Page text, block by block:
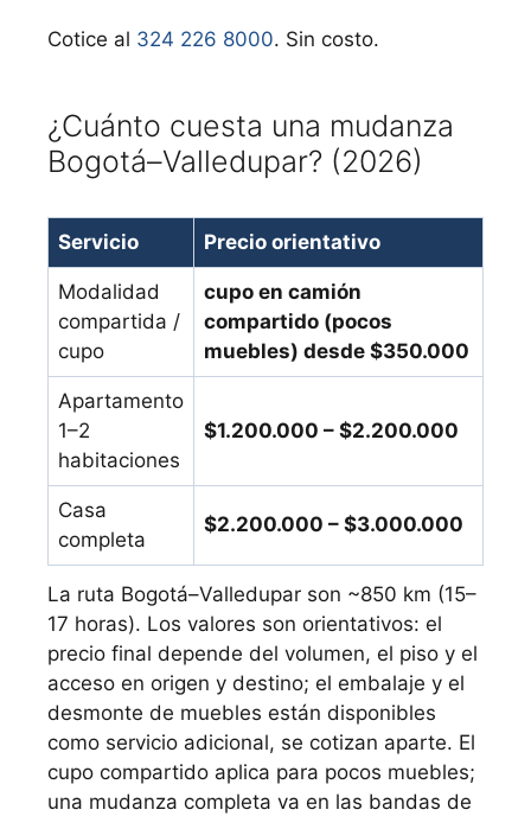
Cotice al 324 226 8000. Sin costo.
¿Cuánto cuesta una mudanza
Bogotá–Valledupar? (2026)
Servicio Precio orientativo
Modalidad
compartida /
cupo
cupo en camión
compartido (pocos
muebles) desde $350.000
Apartamento
1–2
habitaciones
$1.200.000 – $2.200.000
Casa
completa
$2.200.000 – $3.000.000
La ruta Bogotá–Valledupar son ~850 km (15–
17 horas). Los valores son orientativos: el
precio final depende del volumen, el piso y el
acceso en origen y destino; el embalaje y el
desmonte de muebles están disponibles
como servicio adicional, se cotizan aparte. El
cupo compartido aplica para pocos muebles;
una mudanza completa va en las bandas de